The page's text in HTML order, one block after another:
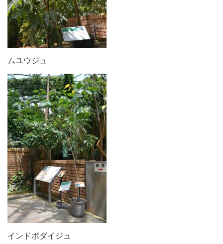
ムユウジュ
インドボダイジュ